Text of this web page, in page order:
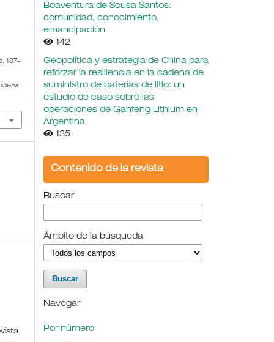
187–
vi
Boaventura de Sousa Santos:
comunidad, conocimiento,
emancipación
142
Geopolítica y estrategia de China para
reforzar la resiliencia en la cadena de
suministro de baterías de litio: un
estudio de caso sobre las
operaciones de Ganfeng Lithium en
Argentina
135
Contenido de la revista
Buscar
Ámbito de la búsqueda
Navegar
Por número